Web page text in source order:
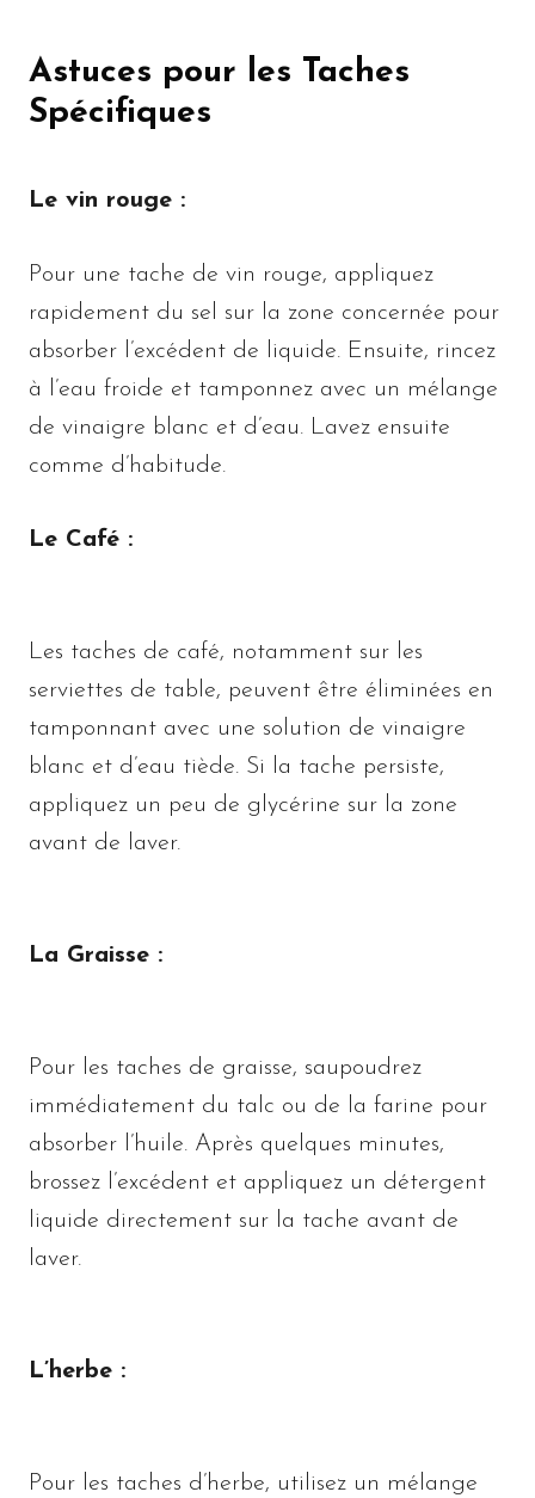
Astuces pour les Taches
Spécifiques
Le vin rouge :
Pour une tache de vin rouge, appliquez
rapidement du sel sur la zone concernée pour
absorber l’excédent de liquide. Ensuite, rincez
à l’eau froide et tamponnez avec un mélange
de vinaigre blanc et d’eau. Lavez ensuite
comme d’habitude.
Le Café :
Les taches de café, notamment sur les
serviettes de table, peuvent être éliminées en
tamponnant avec une solution de vinaigre
blanc et d’eau tiède. Si la tache persiste,
appliquez un peu de glycérine sur la zone
avant de laver.
La Graisse :
Pour les taches de graisse, saupoudrez
immédiatement du talc ou de la farine pour
absorber l’huile. Après quelques minutes,
brossez l’excédent et appliquez un détergent
liquide directement sur la tache avant de
laver.
L’herbe :
Pour les taches d’herbe, utilisez un mélange